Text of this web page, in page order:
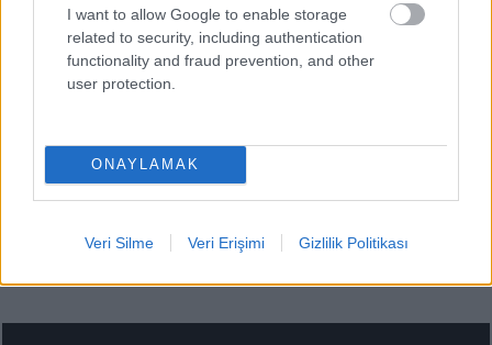
I want to allow Google to enable storage
related to security, including authentication
functionality and fraud prevention, and other
user protection.
ONAYLAMAK
Veri Silme Veri Erişimi Gizlilik Politikası